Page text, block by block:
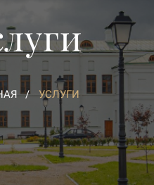
УСЛУГИ